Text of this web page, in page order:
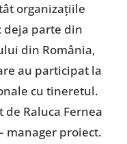
organizaţiile
deja parte din
din România,
au participat la
cu tineretul.
de Raluca Fernea
manager proiect.